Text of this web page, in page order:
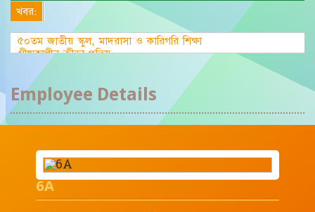
খবর:
৫০তম জাতীয় স্কুল, মাদরাসা ও কারিগরি শিক্ষা
গ্রীষ্মকালীন ক্রীড়া প্রতিযোগিতা-২০২৩
Employee Details
6A